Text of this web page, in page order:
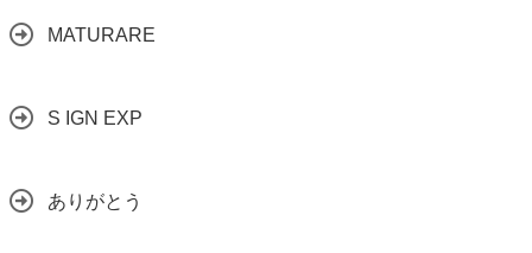
MATURARE
S IGN EXP
ありがとう